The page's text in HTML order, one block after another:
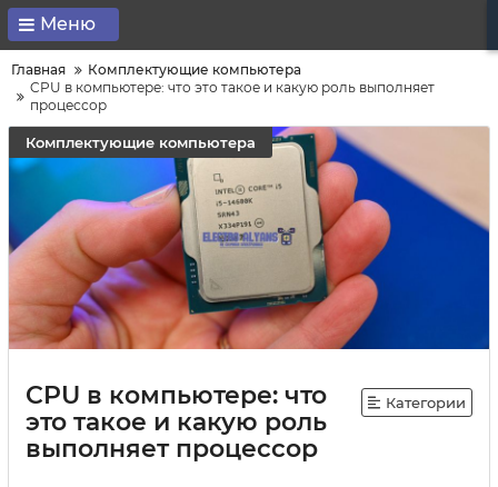
Меню
Главная
Комплектующие компьютера
CPU в компьютере: что это такое и какую роль выполняет
процессор
Комплектующие компьютера
CPU в компьютере: что
это такое и какую роль
выполняет процессор
Категории